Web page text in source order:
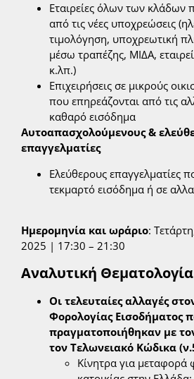
Εταιρείες όλων των κλάδων
από τις νέες υποχρεώσεις
τιμολόγηση, υποχρεωτική
μέσω τραπέζης, ΜΙΔΑ,
κ.λπ.)
Επιχειρήσεις σε μικρούς
που επηρεάζονται από τις
καθαρό εισόδημα
Αυτοαπασχολούμενους &
επαγγελματίες
Ελεύθερους επαγγελματίες
τεκμαρτό εισόδημα ή σε
Ημερομηνία και ωράριο:
2025 | 17:30 – 21:30
Αναλυτική Θεματολογία
Οι τελευταίες αλλαγές
Φορολογίας Εισοδήματος
πραγματοποιήθηκαν με
τον Τελωνειακό Κώδικα
Κίνητρα για μεταφορά